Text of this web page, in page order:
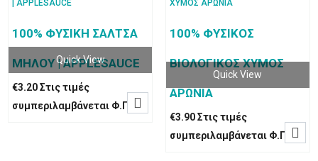
100% ΦΥΣΙΚΗ ΣΑΛΤΣΑ
ΜΗΛΟΥ | APPLESAUCE
€3.20 Στις τιμές
συμπεριλαμβάνεται Φ.Π.Α
Quick View

100% ΦΥΣΙΚΟΣ
BIOΛΟΓΙΚΟΣ ΧΥΜΟΣ
ΑΡΩΝΙΑ
€3.90 Στις τιμές
συμπεριλαμβάνεται Φ.Π.Α
Quick View
